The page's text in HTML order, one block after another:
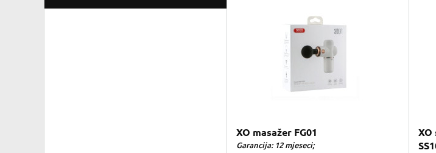
XO masažer FG01
Garancija: 12 mjeseci;